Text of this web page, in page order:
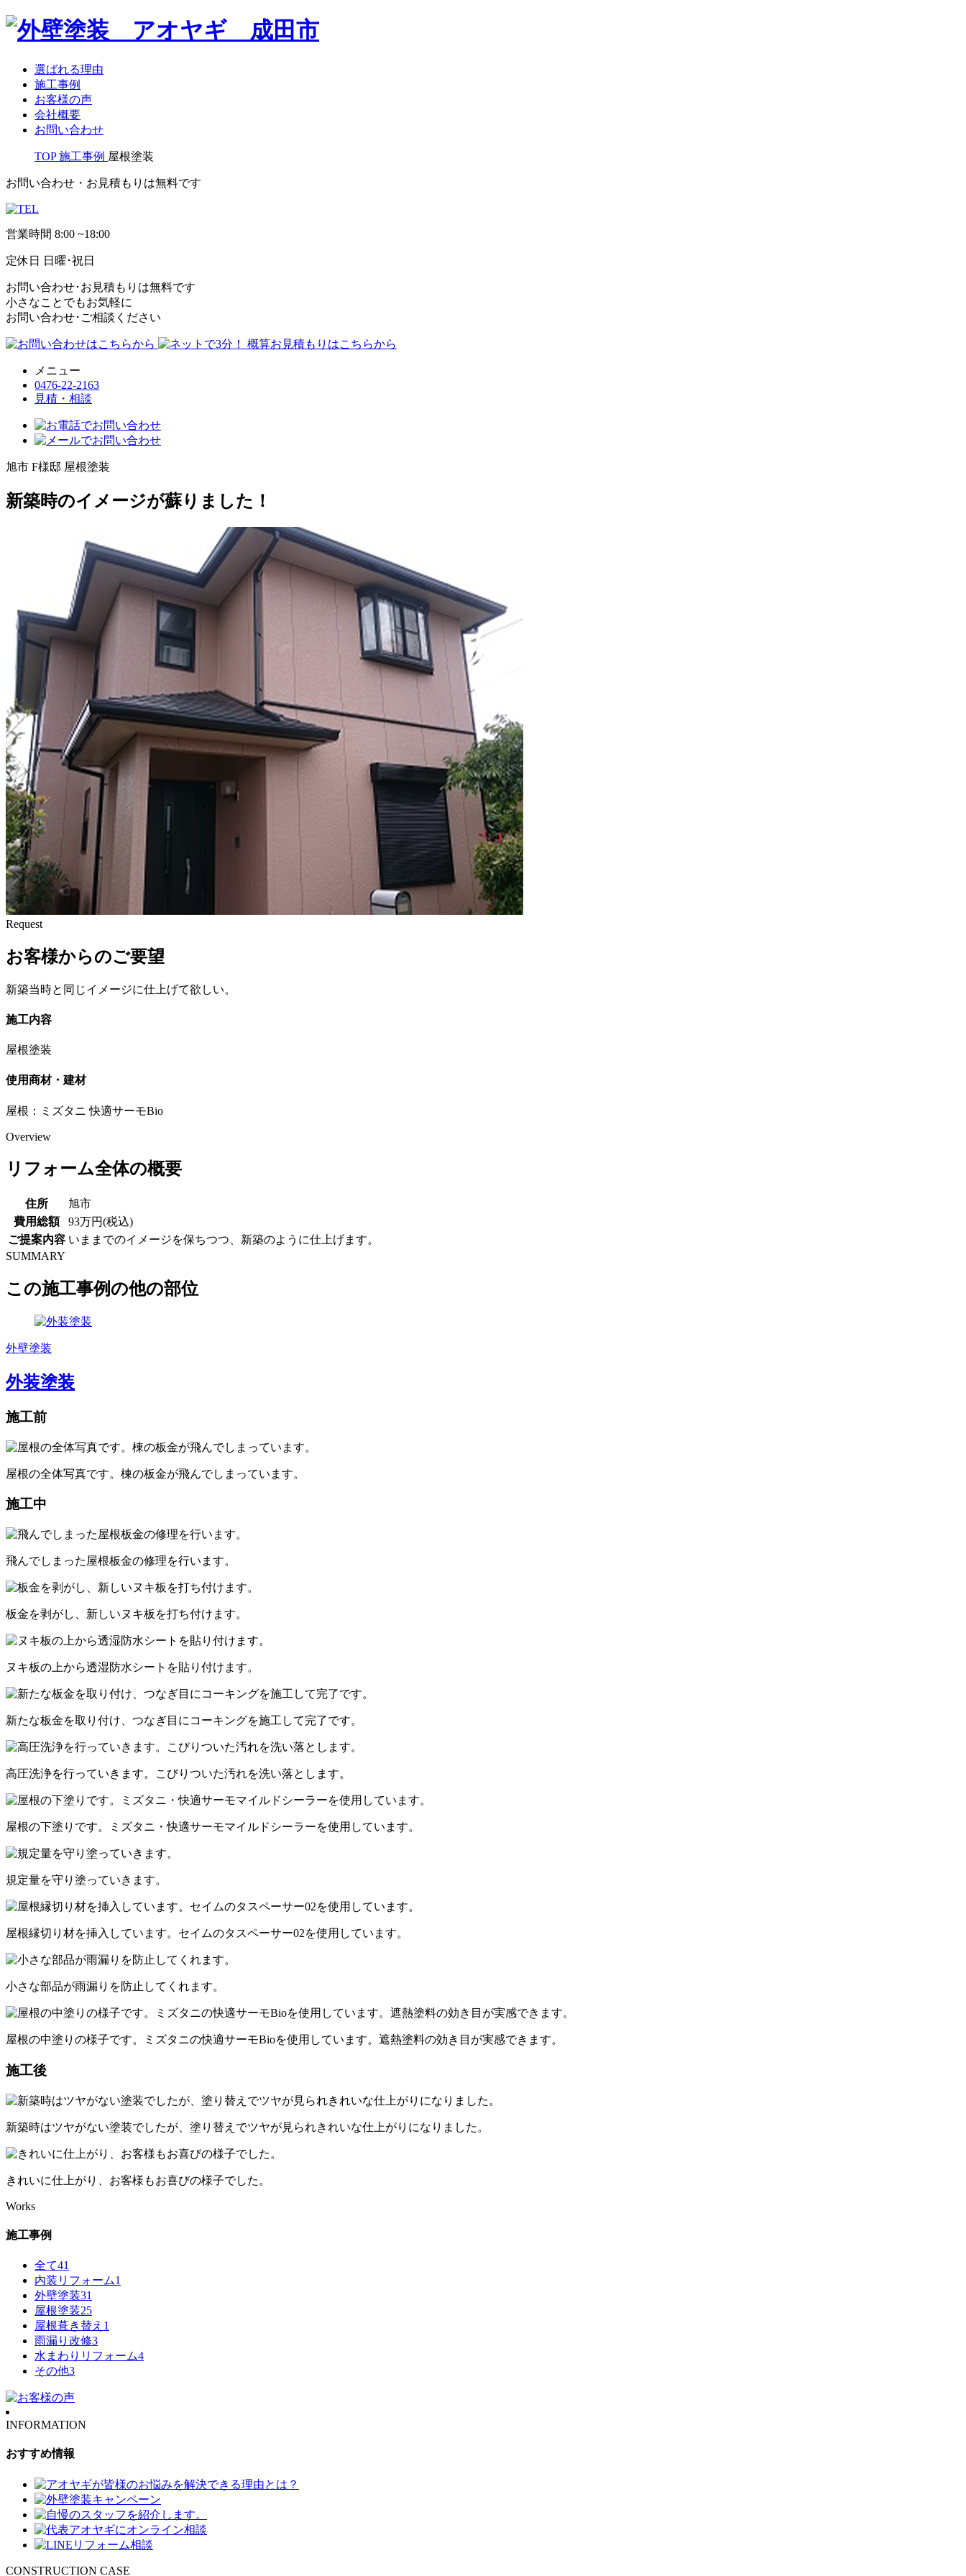
選ばれる理由
施工事例
お客様の声
会社概要
お問い合わせ
TOP 施工事例 屋根塗装
お問い合わせ・お見積もりは無料です
営業時間 8:00 ~18:00
定休日 日曜･祝日
お問い合わせ･お見積もりは無料です
小さなことでもお気軽に
お問い合わせ･ご相談ください
メニュー
0476-22-2163
見積・相談
旭市 F様邸 屋根塗装
新築時のイメージが蘇りました！
Request
お客様からのご要望
新築当時と同じイメージに仕上げて欲しい。
施工内容
屋根塗装
使用商材・建材
屋根：ミズタニ 快適サーモBio
Overview
リフォーム全体の概要
住所
旭市
費用総額
93万円(税込)
ご提案内容 いままでのイメージを保ちつつ、新築のように仕上げます。
SUMMARY
この施工事例の他の部位
外壁塗装
外装塗装
施工前
屋根の全体写真です。棟の板金が飛んでしまっています。
施工中
飛んでしまった屋根板金の修理を行います。
板金を剥がし、新しいヌキ板を打ち付けます。
ヌキ板の上から透湿防水シートを貼り付けます。
新たな板金を取り付け、つなぎ目にコーキングを施工して完了です。
高圧洗浄を行っていきます。こびりついた汚れを洗い落とします。
屋根の下塗りです。ミズタニ・快適サーモマイルドシーラーを使用しています。
規定量を守り塗っていきます。
屋根縁切り材を挿入しています。セイムのタスペーサー02を使用しています。
小さな部品が雨漏りを防止してくれます。
屋根の中塗りの様子です。ミズタニの快適サーモBioを使用しています。遮熱塗料の効き目が実感できます。
施工後
新築時はツヤがない塗装でしたが、塗り替えでツヤが見られきれいな仕上がりになりました。
きれいに仕上がり、お客様もお喜びの様子でした。
Works
施工事例
全て41
内装リフォーム1
外壁塗装31
屋根塗装25
屋根葺き替え 1
雨漏り改修3
水まわりリフォーム4
その他3
INFORMATION
おすすめ情報
CONSTRUCTION CASE